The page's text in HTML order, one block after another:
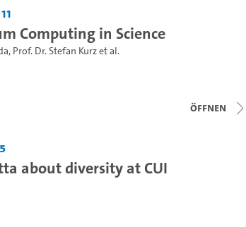
Computing in Science
, Prof. Dr. Stefan Kurzet al.
Öffnen
about diversity at CUI